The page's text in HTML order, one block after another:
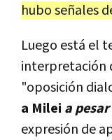
hubo señales
Luego está el
interpretación
"oposición
a Milei a pesar
expresión de